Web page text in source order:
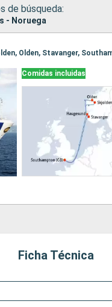
de búsqueda:
- Noruega
Olden, Stavanger,
Comidas incluidas
Ficha Técnica